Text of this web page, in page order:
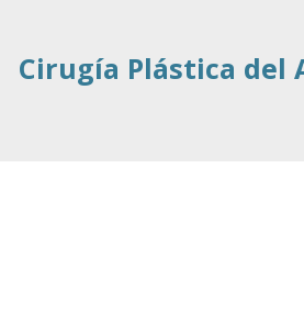
Cirugía Plástica del